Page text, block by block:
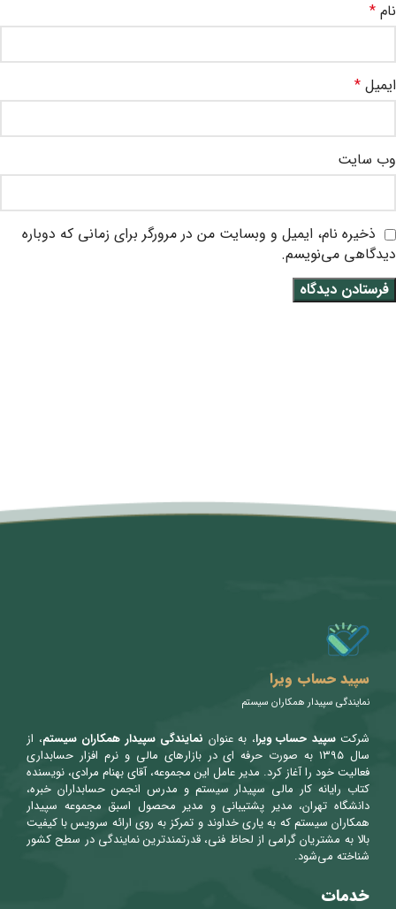
نام *
ایمیل *
وب‌ سایت
ذخیره نام، ایمیل و وبسایت من در مرورگر برای زمانی که دوباره
دیدگاهی می‌نویسم.
متن سربرگ خود را وارد کنید
سپید حساب ویرا
نمایندگی سپیدار همکاران سیستم
شرکتسپید حساب ویرا، به عنوان نمایندگی سپیدار همکاران سیستم، از
سال ۱۳۹۵ به صورت حرفه ای در بازارهای مالی و نرم افزار حسابداری
فعالیت خود را آغاز کرد. مدیر عامل این مجموعه، آقای بهنام مرادی، نویسنده
کتاب رایانه کار مالی سپیدار سیستم و مدرس انجمن حسابداران خبره،
دانشگاه تهران، مدیر پشتیبانی و مدیر محصول اسبق مجموعه سپیدار
همکاران سیستم که به یاری خداوند و تمرکز به روی ارائه سرویس با کیفیت
بالا به مشتریان گرامی از لحاظ فنی، قدرتمندترین نمایندگی در سطح کشور
شناخته می‌شود.
خدمات